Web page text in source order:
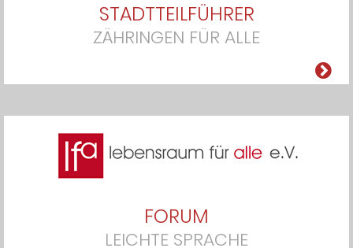
STADTTEILFÜHRER
ZÄHRINGEN FÜR ALLE
FORUM
LEICHTE SPRACHE